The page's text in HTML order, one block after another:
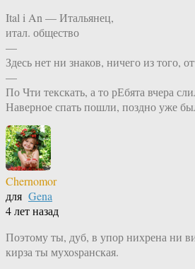
Ital i An — Итальянец,
итал. общество
—
Здесь нет ни знаков, ничего из того,
—
По Чти текскать, а то рЕбята вчера
Наверное спать пошли, поздно уже
Chernomor
для Gena
4 лет назад
Поэтому ты, дуб, в упор нихрена ни
кирза ты мухоsранская.